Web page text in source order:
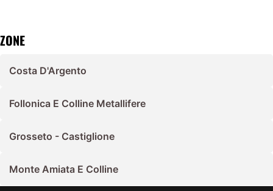
ZONE
Costa D'Argento
Follonica E Colline Metallifere
Grosseto - Castiglione
Monte Amiata E Colline